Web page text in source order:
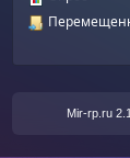
Mir-rp.ru